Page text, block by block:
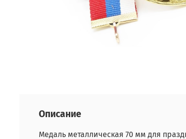
Описание
Медаль металлическая 70 мм для